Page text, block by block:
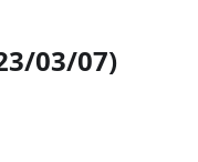
03/07)